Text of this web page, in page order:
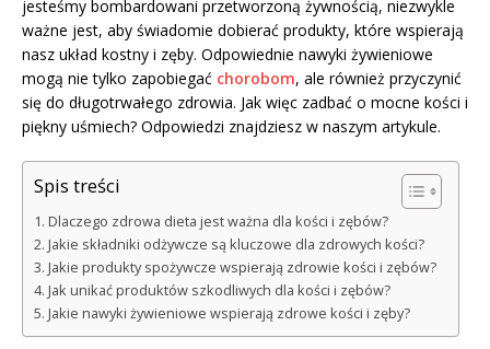
jesteśmy bombardowani przetworzoną żywnością, niezwykle
ważne jest, aby świadomie dobierać produkty, które wspierają
nasz układ kostny i zęby. Odpowiednie nawyki żywieniowe
mogą nie tylko zapobiegać chorobom, ale również przyczynić
się do długotrwałego zdrowia. Jak więc zadbać o mocne kości i
piękny uśmiech? Odpowiedzi znajdziesz w naszym artykule.
Spis treści
Dlaczego zdrowa dieta jest ważna dla kości i zębów?
Jakie składniki odżywcze są kluczowe dla zdrowych kości?
Jakie produkty spożywcze wspierają zdrowie kości i zębów?
Jak unikać produktów szkodliwych dla kości i zębów?
Jakie nawyki żywieniowe wspierają zdrowe kości i zęby?